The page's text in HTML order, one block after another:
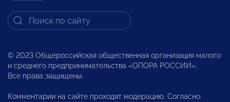
© 2023 Общероссийская общественная организация малого
и среднего предпринимательства «ОПОРА РОССИИ».
Все права защищены.
Комментарии на сайте проходят модерацию. Согласно